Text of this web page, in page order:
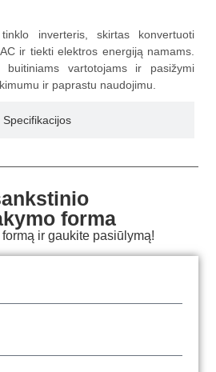
Specifikacijos
inverteris, skirtas konvertuoti
ir tiekti elektros energiją namams.
buitiniams vartotojams ir pasižymi
ir paprastu naudojimu.
forma
ir gaukite pasiūlymą!